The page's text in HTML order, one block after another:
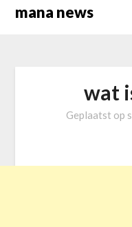
Overslaan
mana news
wat
Geplaatst op